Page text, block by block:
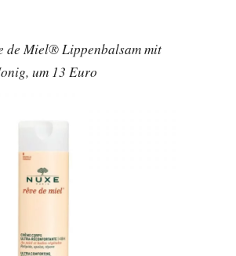
de Miel® Lippenbalsam mit
um 13 Euro